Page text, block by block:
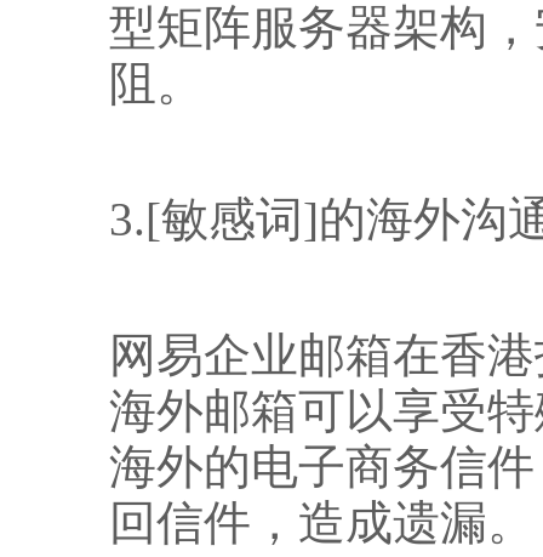
型矩阵服务器架构
阻。
3.[敏感词]的海外沟
网易企业邮箱在香
海外邮箱可以享受
海外的电子商务信
回信件，造成遗漏。